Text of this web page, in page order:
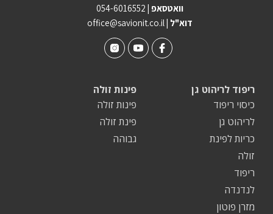
וואטסאפ | 054-6016552
office@savionit.co.il | דוא"ל
פינות זולה
פינות זולה
פינת זולה
גבוהה
ריפוד לריהוט גן
כיסוי ריפוד
לריהוט גן
כריות לפינת
זולה
ריפוד
לנדנדה
מזרן פוטון